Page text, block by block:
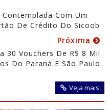
Com Um
De Crédito Do Sicoob
Próxima
30 Vouchers De R$ 8 Mil
Do Paraná E São Paulo
Veja mais